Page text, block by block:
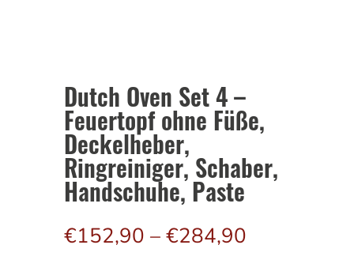
Dutch Oven Set 4 –
Feuertopf ohne Füße,
Deckelheber,
Ringreiniger, Schaber,
Handschuhe, Paste
€152,90 – €284,90